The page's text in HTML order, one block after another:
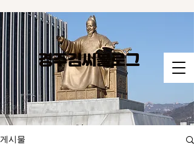
경주김씨​블로그
게시물